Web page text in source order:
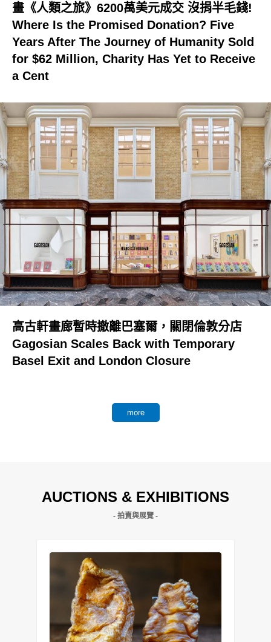
畫《人類之旅》6200萬美元成交 沒捐半毛錢!
Where Is the Promised Donation? Five
Years After The Journey of Humanity Sold
for $62 Million, Charity Has Yet to Receive
a Cent
高古軒畫廊暫時撤離巴塞爾，關閉倫敦分店
Gagosian Scales Back with Temporary
Basel Exit and London Closure
more
AUCTIONS & EXHIBITIONS
- 拍賣與展覽 -